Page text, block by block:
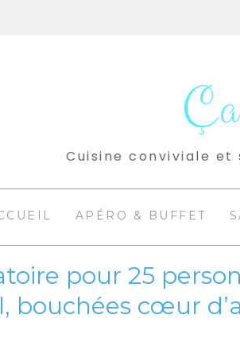
Cuisine conviviale
APÉRO & BUFFET
pour 25
bouchées cœur